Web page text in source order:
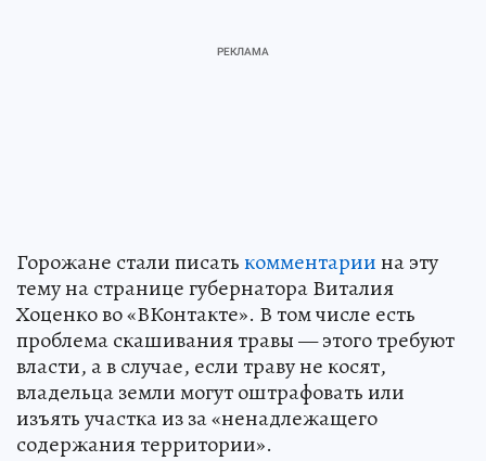
Горожане стали писатькомментариина эту
тему на странице губернатора Виталия
Хоценко во «ВКонтакте». В том числе есть
проблема скашивания травы — этого требуют
власти, а в случае, если траву не косят,
владельца земли могут оштрафовать или
изъять участка из за «ненадлежащего
содержания территории».